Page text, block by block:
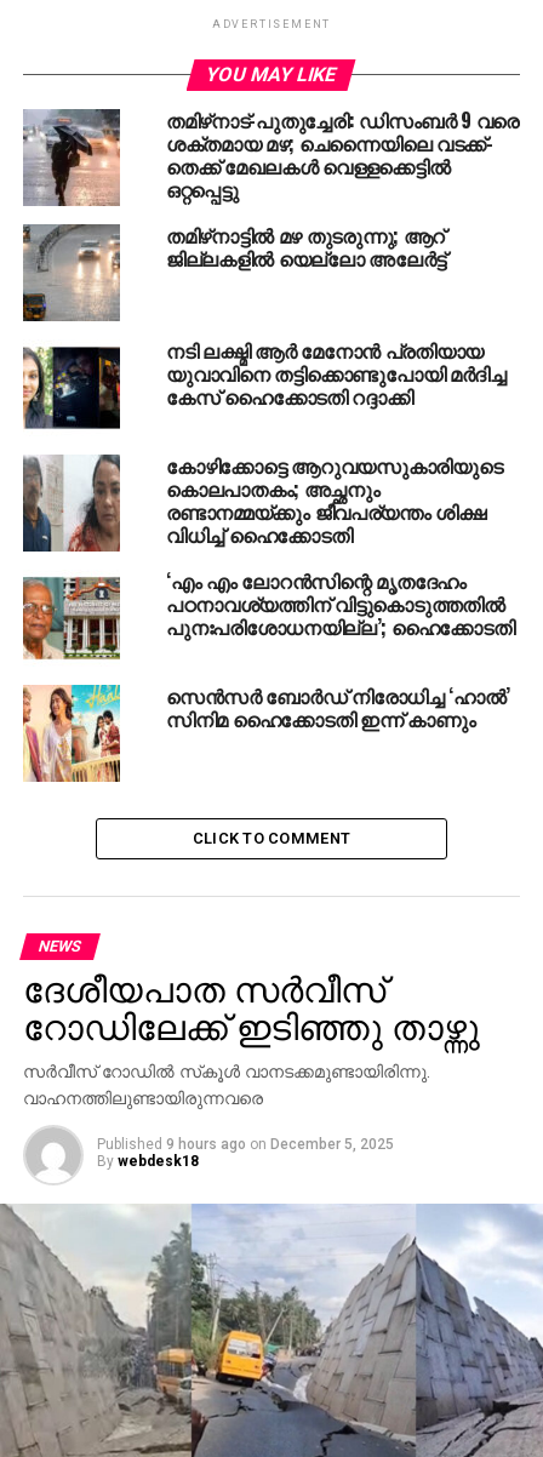
വിഷയത്തില്‍ കോടതി പറഞ്ഞു. സിനിമകള്‍ വിവിധ
വിഷയങ്ങള്‍ കൈകാര്യം ചെയ്യുന്നുണ്ടെന്നും.
അവയെല്ലാം ജനങ്ങളെ ബാധിക്കുമെന്നു
പറയാനാകില്ലെന്നും കോടതി പറഞ്ഞു.
ശക്തമായ ഒരു ജനാധിപത്യ രാജ്യത്ത്
ന്യൂനപക്ഷത്തിന്റെ അഭിപ്രായത്തെ
അടിച്ചമര്‍ത്താനാകില്ലെന്നും കോടതി വിധിയില്‍
നിരീക്ഷിച്ചു.
MADRAS HIGH COURT
MERSAL
MERSALVSMODI
TAMIL NADU
UP NEXT
വംശീയ അധിഷേപം; ഉത്കണ്ഠ പ്രകടിപ്പിച്ച്
അമേരിക്കന്‍ സേറ്റ് സെക്രട്ടറി
DON'T MISS
മദ്യപിക്കാത്തതിന്റെ കാരണം വെളിപ്പെടുത്തി
ട്രംപ്
ADVERTISEMENT
YOU MAY LIKE
തമിഴ്‌നാട്-പുതുച്ചേരി: ഡിസംബര്‍ 9 വരെ
ശക്തമായ മഴ; ചെന്നൈയിലെ വടക്ക്-
തെക്ക് മേഖലകള്‍ വെള്ളക്കെട്ടില്‍
ഒറ്റപ്പെട്ടു
തമിഴ്‌നാട്ടില്‍ മഴ തുടരുന്നു; ആറ്
ജില്ലകളില്‍ യെല്ലോ അലേര്‍ട്ട്
നടി ലക്ഷ്മി ആർ മേനോൻ പ്രതിയായ
യുവാവിനെ തട്ടിക്കൊണ്ടുപോയി മർദിച്ച
കേസ് ഹൈക്കോടതി റദ്ദാക്കി
കോഴിക്കോട്ടെ ആറുവയസുകാരിയുടെ
കൊലപാതകം; അച്ഛനും
രണ്ടാനമ്മയ്ക്കും ജീവപര്യന്തം ശിക്ഷ
വിധിച്ച് ഹൈക്കോടതി
‘എം എം ലോറൻസിന്റെ മൃതദേഹം
പഠനാവശ്യത്തിന് വിട്ടുകൊടുത്തതിൽ
പുനഃപരിശോധനയില്ല’; ഹൈക്കോടതി
സെന്‍സര്‍ ബോര്‍ഡ് നിരോധിച്ച ‘ഹാല്‍’
സിനിമ ഹൈക്കോടതി ഇന്ന് കാണും
CLICK TO COMMENT
NEWS
ദേശീയപാത സര്‍വീസ്
റോഡിലേക്ക് ഇടിഞ്ഞു താഴ്ന്നു
സര്‍വീസ് റോഡില്‍ സ്‌കൂള്‍ വാനടക്കമുണ്ടായിരിന്നു.
വാഹനത്തിലുണ്ടായിരുന്നവരെ
Published 9 hours ago on December 5, 2025
By webdesk18